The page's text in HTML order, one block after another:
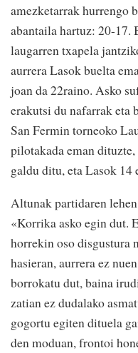
amezketarrak hurrengo
abantaila hartuz: 20-17.
laugarren txapela
aurrera Lasok buelta
joan da 22raino. Asko
erakutsi du nafarrak eta
San Fermin torneoko
pilotakada eman
galdu ditu, eta Lasok 14
Altunak partidaren
«Korrika asko egin dut.
horrekin oso disgustura
hasieran, aurrera ez
borrokatu dut, baina
zatian ez dudalako
gogortu egiten dituela
den moduan, frontoi